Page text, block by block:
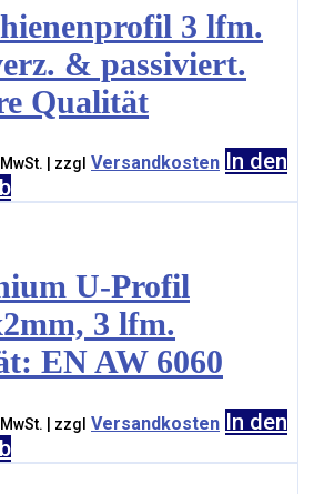
3 lfm.
& passiviert.
Qualität
| zzgl Versandkosten
In den
U-Profil
3 lfm.
EN AW 6060
| zzgl Versandkosten In den